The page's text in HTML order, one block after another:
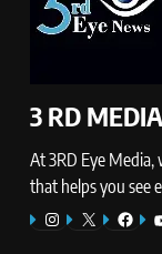
3 RD
At 3RD Eye
that helps you see
Instagram
X